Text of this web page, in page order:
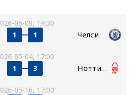
05-09, 14:30
1 1 Челси
05-04, 17:00
1 3 Ноттингем Форест
05-16, 17:00